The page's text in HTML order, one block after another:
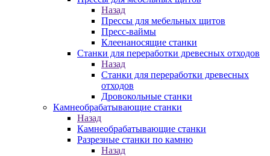
Назад
Прессы для мебельных щитов
Пресс-ваймы
Клеенаносящие станки
Станки для переработки древесных отходов
Назад
Станки для переработки древесных
отходов
Дровокольные станки
Камнеобрабатывающие станки
Назад
Камнеобрабатывающие станки
Разрезные станки по камню
Назад